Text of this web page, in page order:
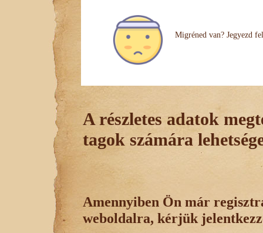
Migréned van? Jegyezd
A részletes adatok
tagok számára
Amennyiben Ön már
weboldalra, kérjük